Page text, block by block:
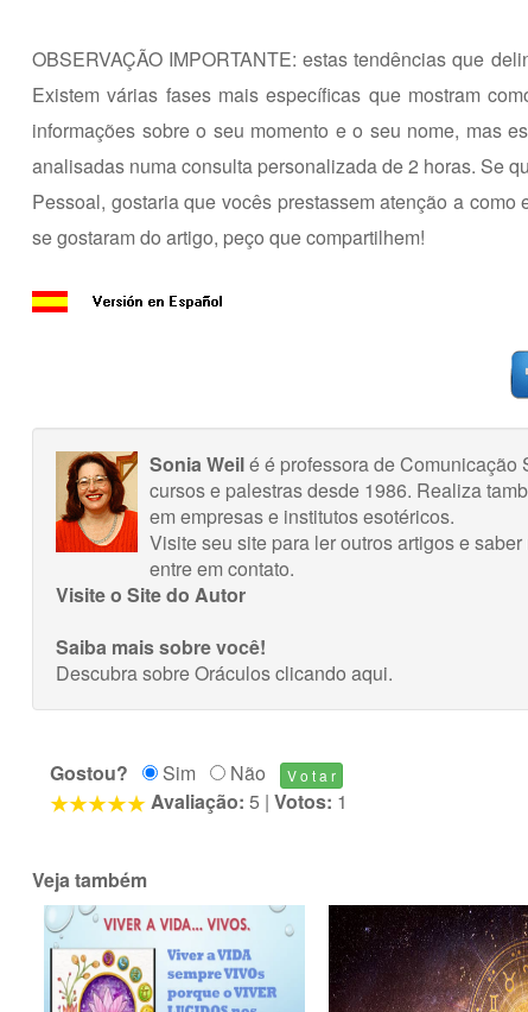
OBSERVAÇÃO IMPORTANTE: estas tendências que
Existem várias fases mais específicas que mostram
informações sobre o seu momento e o seu nome, mas
analisadas numa consulta personalizada de 2 horas. Se
Pessoal, gostaria que vocês prestassem atenção a
se gostaram do artigo, peço que compartilhem!
Sonia Weilé é professora de
cursos e palestras desde 1986. Realiza
em empresas e institutos esotéricos.
Visite seu site para ler outros artigos e
entre em contato.
Visite o Site do Autor
Saiba mais sobre você!
Descubra sobre Oráculosclicando aqui.
Gostou? Sim
Não
Avaliação: 5 | Votos: 1
Veja também